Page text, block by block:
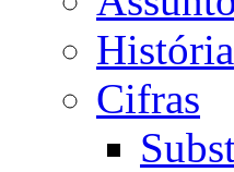
História
Cifras